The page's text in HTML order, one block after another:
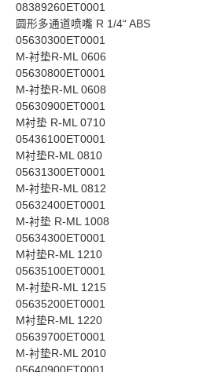
08389260ET0001
圆形多通道喷嘴 R 1/4“ ABS
05630300ET0001
M-衬垫R-ML 0606
05630800ET0001
M-衬垫R-ML 0608
05630900ET0001
M衬垫 R-ML 0710
05436100ET0001
M衬垫R-ML 0810
05631300ET0001
M-衬垫R-ML 0812
05632400ET0001
M-衬垫 R-ML 1008
05634300ET0001
M衬垫R-ML 1210
05635100ET0001
M-衬垫R-ML 1215
05635200ET0001
M衬垫R-ML 1220
05639700ET0001
M-衬垫R-ML 2010